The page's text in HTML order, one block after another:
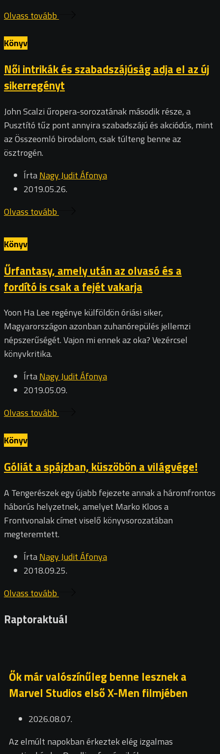
Olvass tovább
Könyv
Női intrikák és szabadszájúság adja el az új
sikerregényt
John Scalzi űropera-sorozatának második része, a
Pusztító tűz pont annyira szabadszájú és akciódús, mint
az Összeomló birodalom, csak túlteng benne az
ösztrogén.
ÍrtaNagy Judit Áfonya
2019.05.26.
Olvass tovább
Könyv
Űrfantasy, amely után az olvasó és a
fordító is csak a fejét vakarja
Yoon Ha Lee regénye külföldön óriási siker,
Magyarországon azonban zuhanórepülés jellemzi
népszerűségét. Vajon mi ennek az oka? Vezércsel
könyvkritika.
ÍrtaNagy Judit Áfonya
2019.05.09.
Olvass tovább
Könyv
Góliát a spájzban, küszöbön a világvége!
A Tengerészek egy újabb fejezete annak a háromfrontos
háborús helyzetnek, amelyet Marko Kloos a
Frontvonalak címet viselő könyvsorozatában
megteremtett.
ÍrtaNagy Judit Áfonya
2018.09.25.
Olvass tovább
Raptoraktuál
Ők már valószínűleg benne lesznek a
Marvel Studios első X-Men filmjében
2026.08.07.
Az elmúlt napokban érkeztek elég izgalmas